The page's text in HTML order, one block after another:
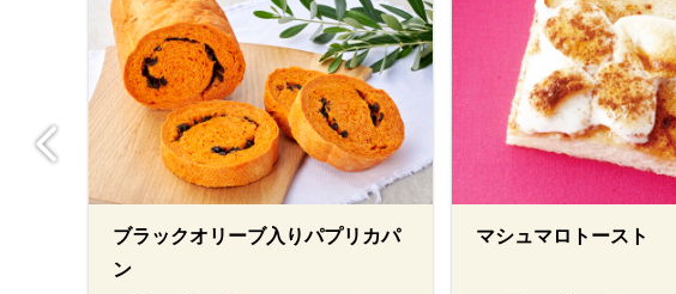
ブラックオリーブ入りパプリカパ
ン
マシュマロトースト